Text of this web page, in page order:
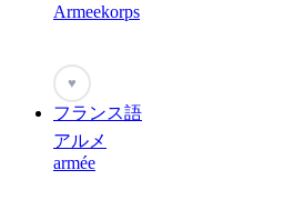
Armeekorps
♥
フランス語
アルメ
armée